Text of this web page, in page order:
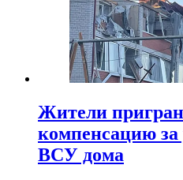
Жители
компенсацию
ВСУ дома